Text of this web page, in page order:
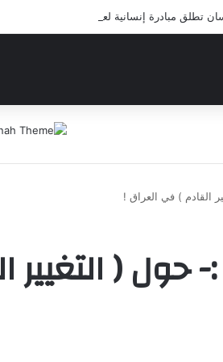
تطلق مبادرة إنسانية لعلاج أيتام مدرسة كافل
القادم ) في العراق !
( التغيير